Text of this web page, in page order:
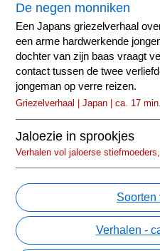
De negen monniken
Een Japans griezelverhaal
een arme hardwerkende
dochter van zijn baas vraagt
contact tussen de twee
jongeman op verre reizen.
Griezelverhaal | Japan | ca. 17 min.
Jaloezie in sprookjes
Verhalen vol jaloerse
Soorten
Verhalen -